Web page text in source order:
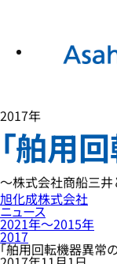
2017年
「舶用
～株式会社商船三井
旭化成株式会社
ニュース
2021年〜2015年
2017
「舶用回転機器異常